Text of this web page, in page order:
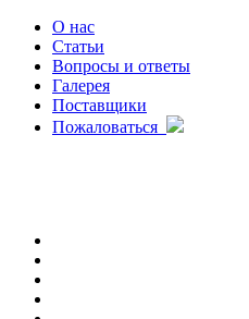
О нас
Статьи
Вопросы и ответы
Галерея
Поставщики
Пожаловаться